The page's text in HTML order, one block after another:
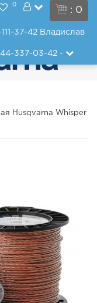
: 0
0
37-42 Владислав
337-03-42-
Husqvarna Whisper